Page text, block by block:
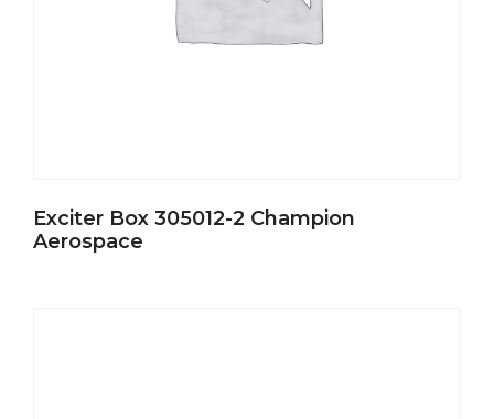
Exciter Box 305012-2 Champion
Aerospace